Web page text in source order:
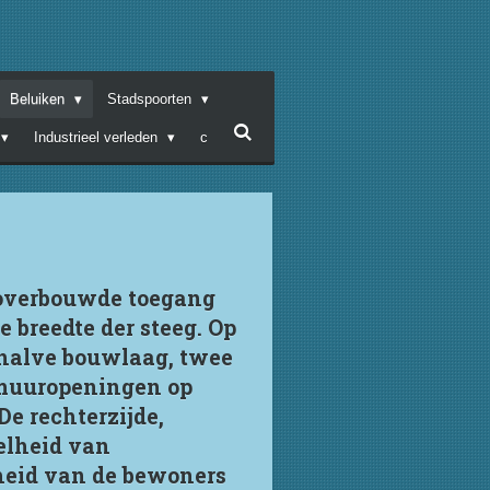
Beluiken Stadspoorten
Industrieel verleden c
toegang
der steeg. Op
bouwlaag, twee
op
rechterzijde,
van
van de bewoners